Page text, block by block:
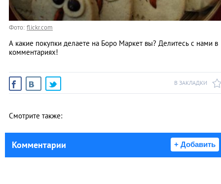
Фото: flickr.com
А какие покупки делаете на Боро Маркет вы? Делитесь с нами в
комментариях!
В ЗАКЛАДКИ
Смотрите также:
Комментарии + Добавить